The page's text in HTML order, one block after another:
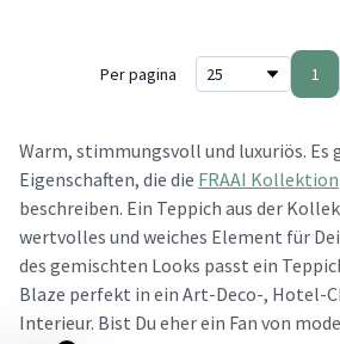
Per pagina 1
Warm, stimmungsvoll und luxuriös. Es
Eigenschaften, die die FRAAI Kollektion
beschreiben. Ein Teppich aus der
wertvolles und weiches Element für
des gemischten Looks passt ein
Blaze perfekt in ein Art-Deco-, Hotel-
Interieur. Bist Du eher ein Fan von